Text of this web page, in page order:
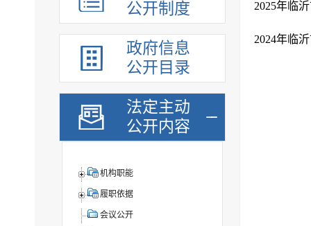
公开制度
政府信息
公开目录
法定主动
公开内容
机构职能
履职依据
会议公开
2025年临
2024年临